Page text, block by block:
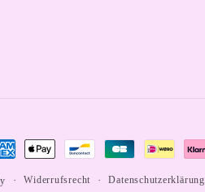
Widerrufsrecht Datenschutzerklärung